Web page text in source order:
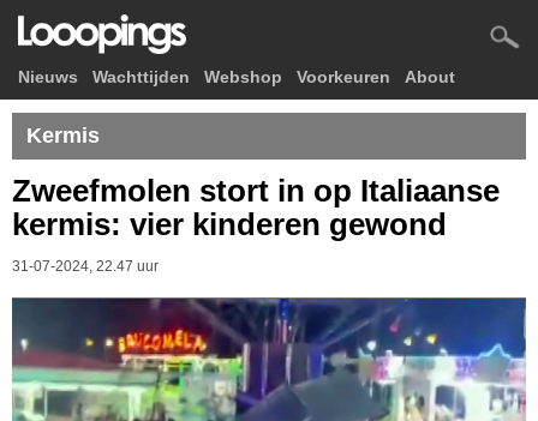
Nieuws Wachttijden Webshop Voorkeuren About
Kermis
Zweefmolen stort in op Italiaanse
kermis: vier kinderen gewond
31-07-2024, 22.47 uur